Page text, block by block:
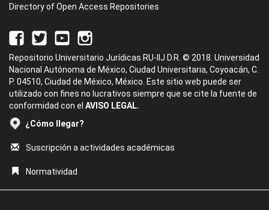
Directory of Open Access Repositories
Repositorio Universitario Jurídicas RU-IIJ D.R. © 2018. Universidad
Nacional Autónoma de México, Ciudad Universitaria, Coyoacán, C.
P. 04510, Ciudad de México, México. Este sitio web puede ser
utilizado con fines no lucrativos siempre que se cite la fuente de
conformidad con el AVISO LEGAL.
¿Cómo llegar?
Suscripción a actividades académicas
Normatividad